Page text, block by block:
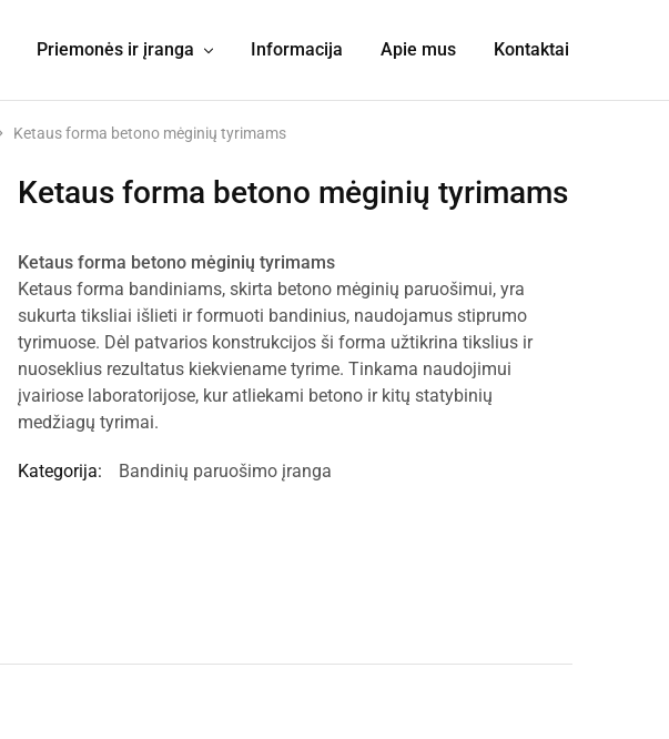
Priemonės ir įranga Informacija Apie mus Kontaktai
Ketaus forma betono mėginių tyrimams
Ketaus forma betono mėginių tyrimams
Ketaus forma betono mėginių tyrimams
Ketaus forma bandiniams, skirta betono mėginių paruošimui, yra
sukurta tiksliai išlieti ir formuoti bandinius, naudojamus stiprumo
tyrimuose. Dėl patvarios konstrukcijos ši forma užtikrina tikslius ir
nuoseklius rezultatus kiekviename tyrime. Tinkama naudojimui
įvairiose laboratorijose, kur atliekami betono ir kitų statybinių
medžiagų tyrimai.
Kategorija: Bandinių paruošimo įranga